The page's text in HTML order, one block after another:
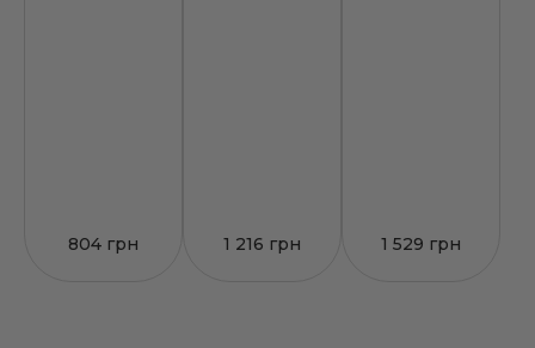
804 грн 1 216 грн 1 529 грн